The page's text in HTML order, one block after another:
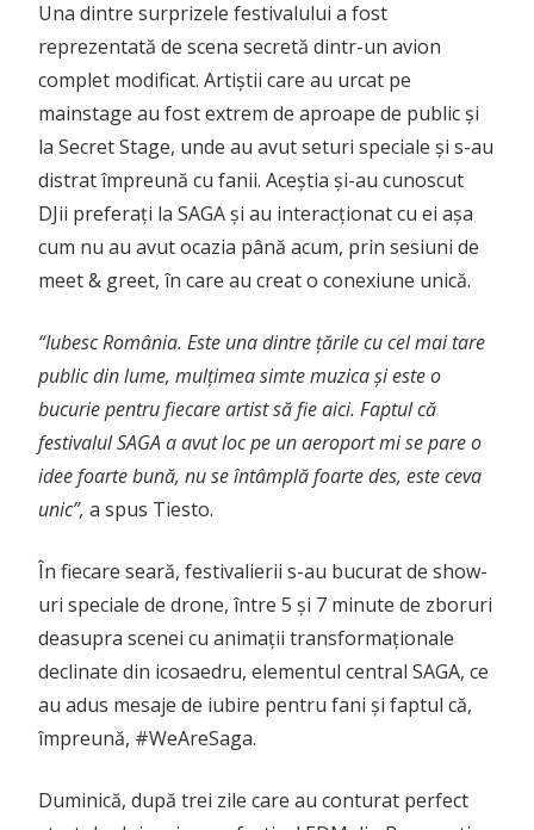
Una dintre surprizele festivalului a fost
reprezentată de scena secretă dintr-un avion
complet modificat. Artiștii care au urcat pe
mainstage au fost extrem de aproape de public și
la Secret Stage, unde au avut seturi speciale și s-au
distrat împreună cu fanii. Aceștia și-au cunoscut
DJii preferați la SAGA și au interacționat cu ei așa
cum nu au avut ocazia până acum, prin sesiuni de
meet & greet, în care au creat o conexiune unică.
“Iubesc România. Este una dintre țările cu cel mai tare
public din lume, mulțimea simte muzicași este o
bucurie pentru fiecare artist să fie aici. Faptul că
festivalul SAGA a avut loc pe un aeroport mi se pare o
idee foarte bună, nu se întâmplă foarte des, este ceva
unic”, a spus Tiesto.
În fiecare seară, festivalierii s-au bucurat de show-
uri speciale de drone, între 5 și 7 minute de zboruri
deasupra scenei cu animații transformaționale
declinate din icosaedru, elementul central SAGA, ce
au adus mesaje de iubire pentru fani și faptul că,
împreună, #WeAreSaga.
Duminică, după trei zile care au conturat perfect